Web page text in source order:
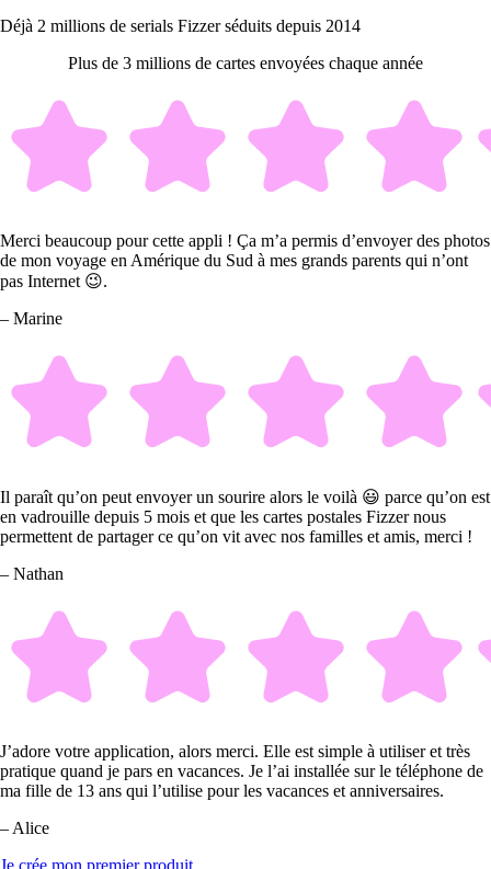
Déjà 2 millions de serials Fizzer séduits depuis 2014
Plus de 3 millions de cartes envoyées chaque année
Merci beaucoup pour cette appli ! Ça m’a permis d’envoyer des photos
de mon voyage en Amérique du Sud à mes grands parents qui n’ont
pas Internet 😉.
– Marine
Il paraît qu’on peut envoyer un sourire alors le voilà 😃 parce qu’on est
en vadrouille depuis 5 mois et que les cartes postales Fizzer nous
permettent de partager ce qu’on vit avec nos familles et amis, merci !
– Nathan
J’adore votre application, alors merci. Elle est simple à utiliser et très
pratique quand je pars en vacances. Je l’ai installée sur le téléphone de
ma fille de 13 ans qui l’utilise pour les vacances et anniversaires.
– Alice